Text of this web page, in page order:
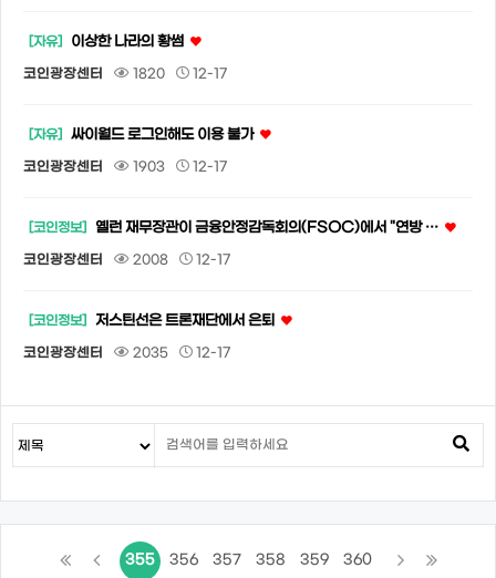
[자유] 이상한 나라의 황썸
코인광장센터 1820 12-17
[자유] 싸이월드 로그인해도 이용 불가
코인광장센터 1903 12-17
[코인정보] 옐런 재무장관이 금융안정감독회의(FSOC)에서 "연방 …
코인광장센터 2008 12-17
[코인정보] 저스틴선은 트론재단에서 은퇴
코인광장센터 2035 12-17
355 356 357 358 359 360